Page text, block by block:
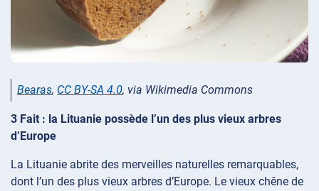
Bearas, CC BY-SA 4.0, via Wikimedia Commons
3 Fait : la Lituanie possède l’un des plus vieux arbres
d’Europe
La Lituanie abrite des merveilles naturelles remarquables,
dont l’un des plus vieux arbres d’Europe. Le vieux chêne de